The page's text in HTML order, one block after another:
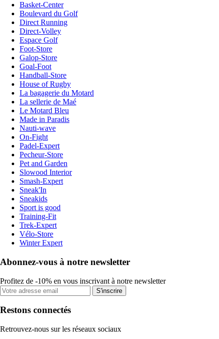
Basket-Center
Boulevard du Golf
Direct Running
Direct-Volley
Espace Golf
Foot-Store
Galop-Store
Goal-Foot
Handball-Store
House of Rugby
La bagagerie du Motard
La sellerie de Maé
Le Motard Bleu
Made in Paradis
Nauti-wave
On-Fight
Padel-Expert
Pecheur-Store
Pet and Garden
Slowood Interior
Smash-Expert
Sneak'In
Sneakids
Sport is good
Training-Fit
Trek-Expert
Vélo-Store
Winter Expert
Abonnez-vous à notre newsletter
Profitez de -10% en vous inscrivant à notre newsletter
S'inscrire
Restons connectés
Retrouvez-nous sur les réseaux sociaux